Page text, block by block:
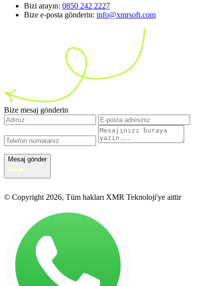
Bizi arayın: 0850 242 2227
Bize e-posta gönderin: info@xmrsoft.com
Bize mesaj gönderin
Mesaj gönder
© Copyright 2026, Tüm hakları XMR Teknoloji'ye aittir